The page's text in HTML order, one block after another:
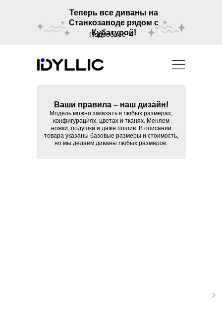
Подробнее →
Теперь все диваны на
Станкозаводе рядом с
Кубатурой!
Ваши правила – наш дизайн!
Модель можно заказать в любых размерах,
конфигурациях, цветах и тканях. Меняем
ножки, подушки и даже пошив. В описании
товара указаны базовые размеры и стоимость,
но мы делаем диваны любых размеров.